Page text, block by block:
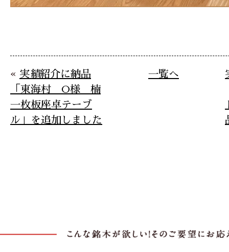
« 実績紹介に納品
「東海村 O様 楠
一枚板座卓テーブ
ル」を追加しました
一覧へ